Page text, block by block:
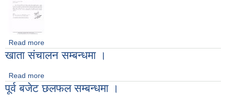
Read more
खाता संचालन सम्बन्धमा ।
Read more
पूर्व बजेट छलफल सम्बन्धमा ।